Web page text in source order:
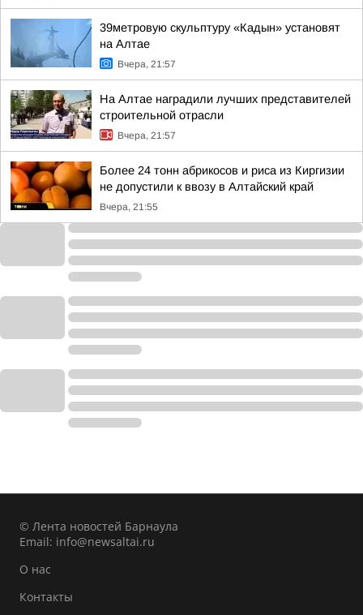
39метровую скульптуру «Кадын» установят
на Алтае
Вчера, 21:57
На Алтае наградили лучших представителей
строительной отрасли
Вчера, 21:57
Более 24 тонн абрикосов и риса из Киргизии
не допустили к ввозу в Алтайский край
Вчера, 21:55
© Лента новостей Барнаула
Email: info@newsaltai.ru
О нас
Контакты